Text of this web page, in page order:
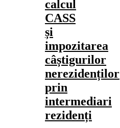
calcul
CASS
și
impozitarea
câștigurilor
nerezidenților
prin
intermediari
rezidenți